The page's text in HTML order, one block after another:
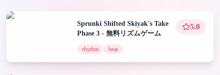
Sprunki Shifted Skiyak's Take
Phase 3 - 無料リズムゲーム
5.0
rhythm beat